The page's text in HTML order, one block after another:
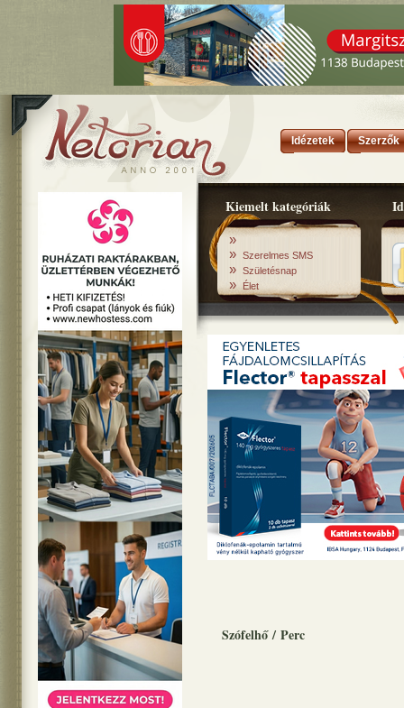
Idézetek Szerzők
Kiemelt kategóriák
»
» Szerelmes SMS
» Születésnap
» Élet
Szófelhő / Perc